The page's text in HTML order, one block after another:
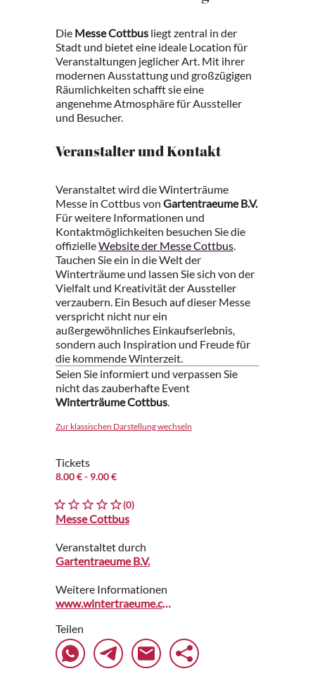
Die Messe Cottbus liegt zentral in der
Stadt und bietet eine ideale Location für
Veranstaltungen jeglicher Art. Mit ihrer
modernen Ausstattung und großzügigen
Räumlichkeiten schafft sie eine
angenehme Atmosphäre für Aussteller
und Besucher.
Veranstalter und Kontakt
Veranstaltet wird die Winterträume
Messe in Cottbus von Gartentraeume B.V.
Für weitere Informationen und
Kontaktmöglichkeiten besuchen Sie die
offizielleWebsite der Messe Cottbus.
Tauchen Sie ein in die Welt der
Winterträume und lassen Sie sich von der
Vielfalt und Kreativität der Aussteller
verzaubern. Ein Besuch auf dieser Messe
verspricht nicht nur ein
außergewöhnliches Einkaufserlebnis,
sondern auch Inspiration und Freude für
die kommende Winterzeit.
Seien Sie informiert und verpassen Sie
nicht das zauberhafte Event
Winterträume Cottbus.
Zur klassischen Darstellung wechseln
Tickets
8.00 €- 9.00 €
(0)
Messe Cottbus
Veranstaltet durch
Gartentraeume B.V.
Weitere Informationen
www.wintertraeume.com
Teilen